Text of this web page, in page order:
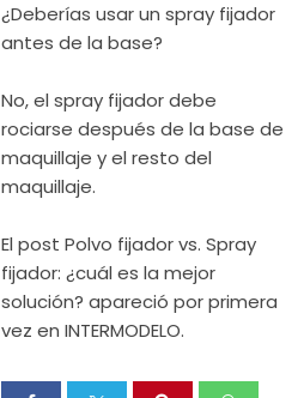
¿Deberías usar un spray fijador
antes de la base?
No, el spray fijador debe
rociarse después de la base de
maquillaje y el resto del
maquillaje.
El post Polvo fijador vs. Spray
fijador: ¿cuál es la mejor
solución? apareció por primera
vez en INTERMODELO.